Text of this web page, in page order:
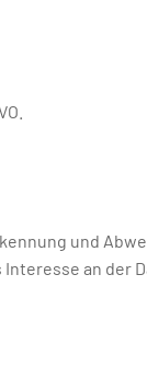
und
an der